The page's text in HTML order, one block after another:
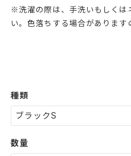
※洗濯の際は、手洗いもしくは
い。色落ちする場合があります
種類
数量